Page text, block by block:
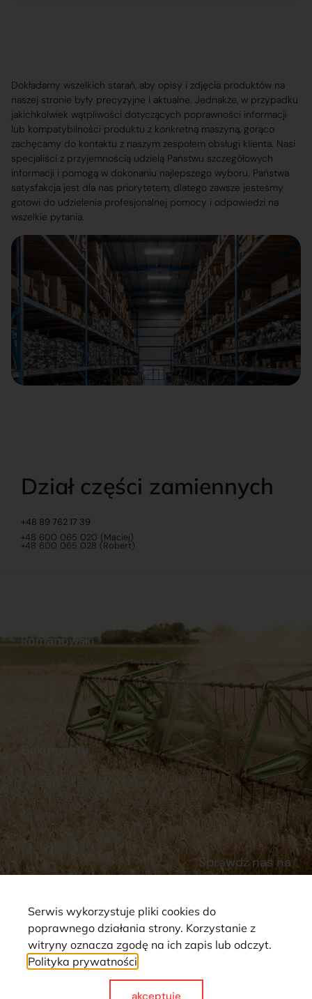
Dokładamy wszelkich starań, aby opisy i zdjęcia produktów na
naszej stronie były precyzyjne i aktualne. Jednakże, w przypadku
jakichkolwiek wątpliwości dotyczących poprawności informacji
lub kompatybilności produktu z konkretną maszyną, gorąco
zachęcamy do kontaktu z naszym zespołem obsługi klienta. Nasi
specjaliści z przyjemnością udzielą Państwu szczegółowych
informacji i pomogą w dokonaniu najlepszego wyboru. Państwa
satysfakcja jest dla nas priorytetem, dlatego zawsze jesteśmy
gotowi do udzielenia profesjonalnej pomocy i odpowiedzi na
wszelkie pytania.
Dział części zamiennych
+48 89 762 17 39
+48 600 065 020 (Maciej)
+48 600 065 028 (Robert)
Dokumenty
Regulamin
Polityka prywatności
Reklamacje i zwroty
Dostawy
Płatności
Romanowski
Sklep internetowy
Praca
Ubezpieczenia
Sprawdź nas na
Strona wykorzystuje pliki cookie. Wszystkie prawa zastrzeżone ©
Serwis wykorzystuje pliki cookies do
poprawnego działania strony. Korzystanie z
witryny oznacza zgodę na ich zapis lub odczyt.
Polityka prywatności
akceptuje